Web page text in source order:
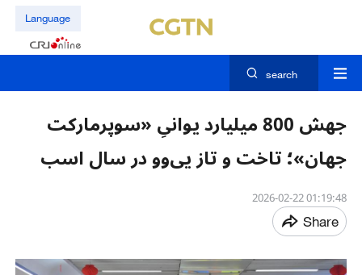
Language
search
جهش 800 میلیارد یوانیِ «سوپرمارکت
جهان»؛ تاخت و تاز یی‌وو در سال اسب
01:19:48 2026-02-22
Share